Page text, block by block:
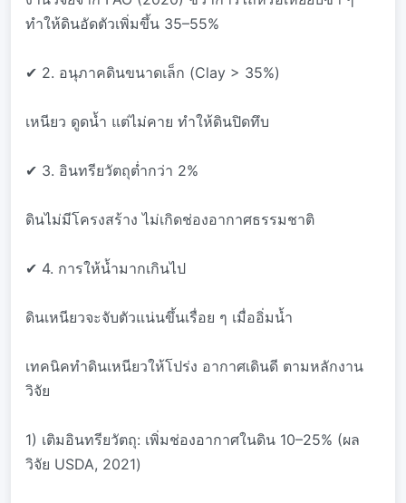
ทำให้ดินอัดตัวเพิ่มขึ้น 35–55%
✔ 2. อนุภาคดินขนาดเล็ก (Clay > 35%)
เหนียว ดูดน้ำ แต่ไม่คาย ทำให้ดินปิดทึบ
✔ 3. อินทรียวัตถุต่ำกว่า 2%
ดินไม่มีโครงสร้าง ไม่เกิดช่องอากาศธรรมชาติ
✔ 4. การให้น้ำมากเกินไป
ดินเหนียวจะจับตัวแน่นขึ้นเรื่อย ๆ เมื่ออิ่มน้ำ
เทคนิคทำดินเหนียวให้โปร่ง อากาศเดินดี ตามหลักงาน
วิจัย
1) เติมอินทรียวัตถุ: เพิ่มช่องอากาศในดิน 10–25% (ผล
วิจัย USDA, 2021)